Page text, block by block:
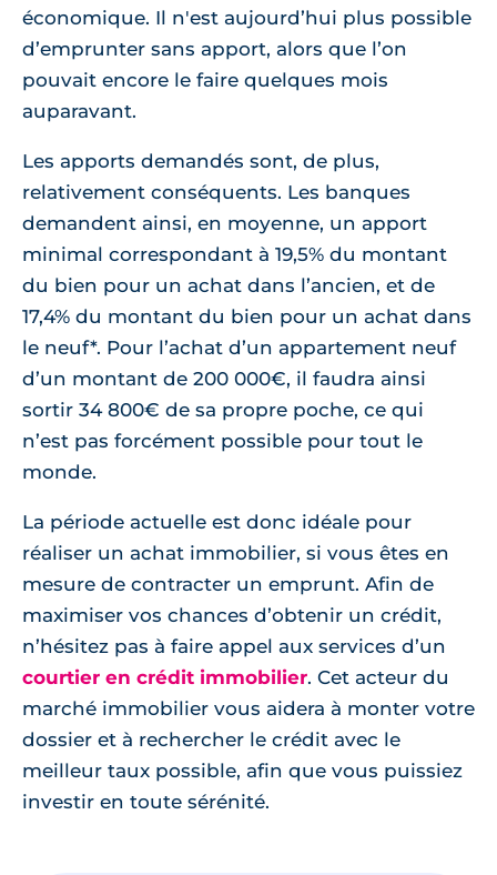
économique. Il n'est aujourd’hui plus possible
d’emprunter sans apport, alors que l’on
pouvait encore le faire quelques mois
auparavant.
Les apports demandés sont, de plus,
relativement conséquents. Les banques
demandent ainsi, en moyenne, un apport
minimal correspondant à 19,5% du montant
du bien pour un achat dans l’ancien, et de
17,4% du montant du bien pour un achat dans
le neuf*. Pour l’achat d’un appartement neuf
d’un montant de 200 000€, il faudra ainsi
sortir 34 800€ de sa propre poche, ce qui
n’est pas forcément possible pour tout le
monde.
La période actuelle est donc idéale pour
réaliser un achat immobilier, si vous êtes en
mesure de contracter un emprunt. Afin de
maximiser vos chances d’obtenir un crédit,
n’hésitez pas à faire appel aux services d’un
courtier en crédit immobilier. Cet acteur du
marché immobilier vous aidera à monter votre
dossier et à rechercher le crédit avec le
meilleur taux possible, afin que vous puissiez
investir en toute sérénité.